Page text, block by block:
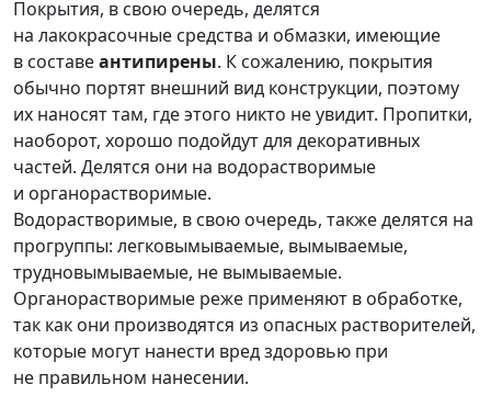
Покрытия, в свою очередь, делятся
на лакокрасочные средства и обмазки, имеющие
в составеантипирены. К сожалению, покрытия
обычно портят внешний вид конструкции, поэтому
их наносят там, где этого никто не увидит. Пропитки,
наоборот, хорошо подойдут для декоративных
частей. Делятся они на водорастворимые
и органорастворимые.
Водорастворимые, в свою очередь, также делятся на
прогруппы: легковымываемые, вымываемые,
трудновымываемые, не вымываемые.
Органорастворимые реже применяют в обработке,
так как они производятся из опасных растворителей,
которые могут нанести вред здоровью при
не правильном нанесении.